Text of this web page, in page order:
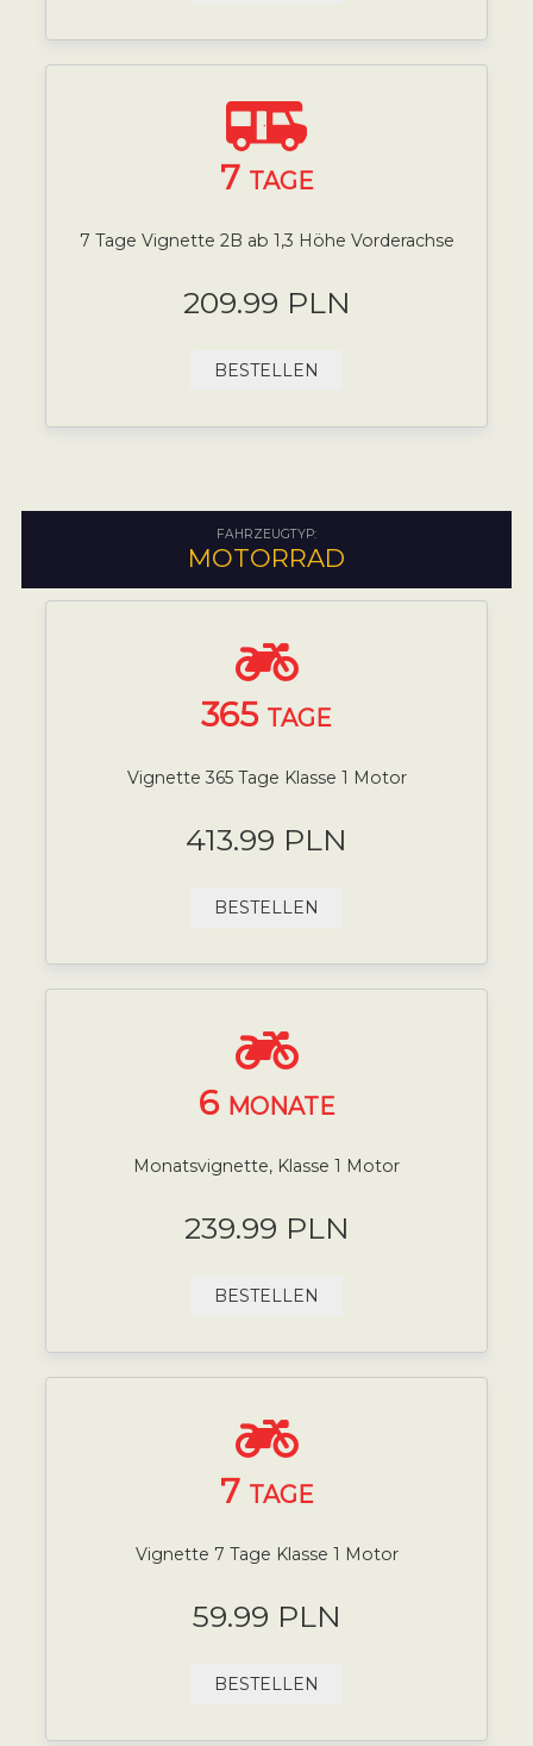
7 TAGE
7 Tage Vignette 2B ab 1,3 Höhe Vorderachse
209.99 PLN
BESTELLEN
FAHRZEUGTYP:
MOTORRAD
365 TAGE
Vignette 365 Tage Klasse 1 Motor
413.99 PLN
BESTELLEN
6 MONATE
Monatsvignette, Klasse 1 Motor
239.99 PLN
BESTELLEN
7 TAGE
Vignette 7 Tage Klasse 1 Motor
59.99 PLN
BESTELLEN